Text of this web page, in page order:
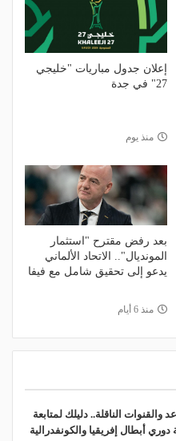
إعلان جدول مباريات "خليجي
27" في جدة
منذ يوم
بعد رفض مقترح "استثمار
المونديال".. الاتحاد الألماني
يدعو إلى تحقيق شامل مع فيفا
منذ 6 أيام
والقنوات الناقلة.. دليلك لمتابعة
دوري أبطال إفريقيا والكونفدرالية